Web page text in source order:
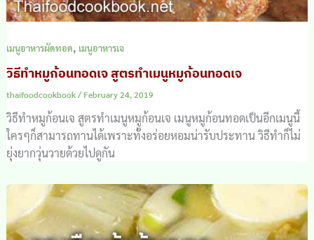
เมนูอาหารผัดทอด, เมนูอาหารเจ
วิธีทำหมูก้อนทอดเจ สูตรทำเมนูหมูก้อนทอดเจ
thaifoodcookbook/February 24, 2019
วิธีทำหมูก้อนเจ สูตรทำเมนูหมูก้อนเจ เมนูหมูก้อนทอดเป็นอีกเมนูนี้
ใครๆก็สามารถทานได้เพราะทั้งอร่อยหอมน่ารับประทาน วิธีทำก็ไม่
ยุ่งยากวุ่นวายด้วยไปดูกัน